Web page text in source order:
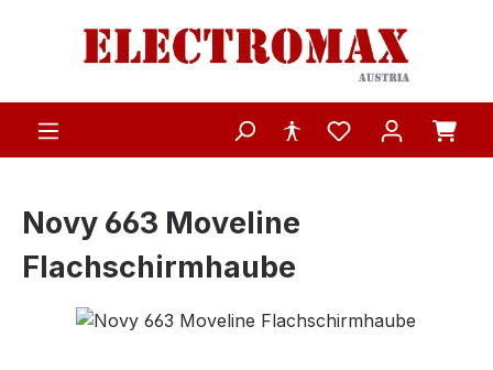
Zum Hauptinhalt springen
Novy 663 Moveline
Flachschirmhaube
Bildergalerie überspringen